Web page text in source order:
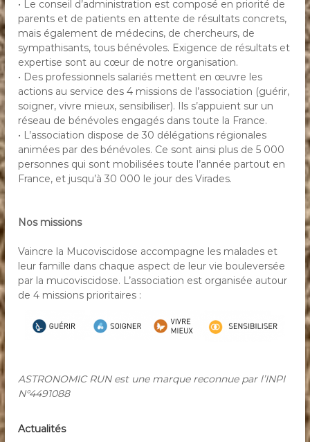
• Le conseil d’administration est composé en priorité de
parents et de patients en attente de résultats concrets,
mais également de médecins, de chercheurs, de
sympathisants, tous bénévoles. Exigence de résultats et
expertise sont au cœur de notre organisation.
• Des professionnels salariés mettent en œuvre les
actions au service des 4 missions de l’association (guérir,
soigner, vivre mieux, sensibiliser). Ils s’appuient sur un
réseau de bénévoles engagés dans toute la France.
• L’association dispose de 30 délégations régionales
animées par des bénévoles. Ce sont ainsi plus de 5 000
personnes qui sont mobilisées toute l’année partout en
France, et jusqu’à 30 000 le jour des Virades.
Nos missions
Vaincre la Mucoviscidose accompagne les malades et
leur famille dans chaque aspect de leur vie bouleversée
par la mucoviscidose. L’association est organisée autour
de 4 missions prioritaires :
ASTRONOMIC RUN est une marque reconnue par l’INPI
N°4491088
Actualités